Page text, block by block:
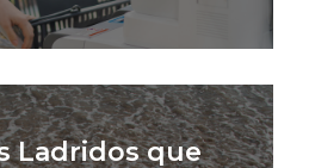
Ladridos que